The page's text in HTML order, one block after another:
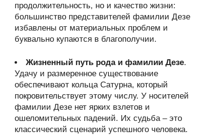
продолжительность, но и качество жизни:
большинство представителей фамилии Дезе
избавлены от материальных проблем и
буквально купаются в благополучии.
Жизненный путь рода и фамилии Дезе.
Удачу и размеренное существование
обеспечивают кольца Сатурна, который
покровительствует этому числу. У носителей
фамилии Дезе нет ярких взлетов и
ошеломительных падений. Их судьба – это
классический сценарий успешного человека.